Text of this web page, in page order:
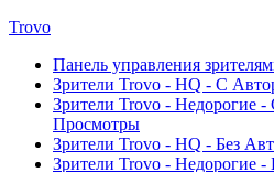
Trovo
Панель управления
Зрители Trovo - HQ - С
Зрители Trovo - Недорогие
Просмотры
Зрители Trovo - HQ - Без
Зрители Trovo - Недорогие -